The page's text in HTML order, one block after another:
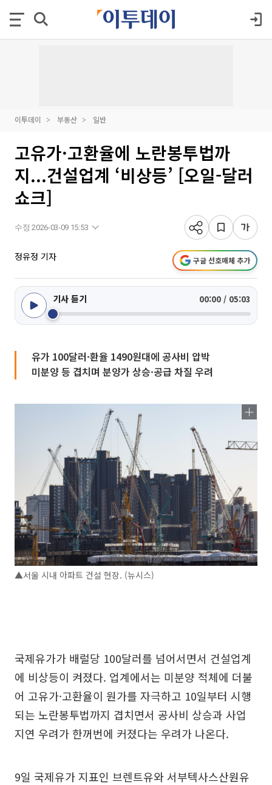
이투데이 부동산 일반
고유가·고환율에 노란봉투법까
지...건설업계 ‘비상등’ [오일-달러
쇼크]
수정 2026-03-09 15:53
정유정 기자 구글 선호매체 추가
기사 듣기 00:00 / 05:03
유가 100달러·환율 1490원대에 공사비 압박
미분양 등 겹치며 분양가 상승·공급 차질 우려
▲서울 시내 아파트 건설 현장. (뉴시스)
국제유가가 배럴당 100달러를 넘어서면서 건설업계
에 비상등이 켜졌다. 업계에서는 미분양 적체에 더불
어 고유가·고환율이 원가를 자극하고 10일부터 시행
되는 노란봉투법까지 겹치면서 공사비 상승과 사업
지연 우려가 한꺼번에 커졌다는 우려가 나온다.
9일 국제유가 지표인 브렌트유와 서부텍사스산원유